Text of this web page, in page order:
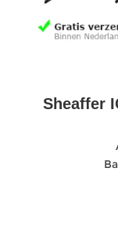
Sheaffer